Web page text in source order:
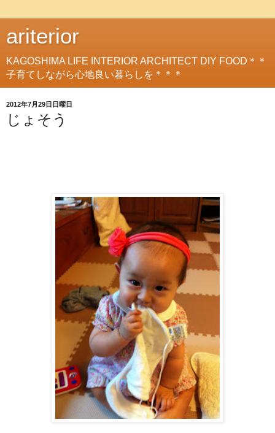
ariterior
KAGOSHIMA LIFE INTERIOR ARCHITECT DIY FOOD＊＊
子育てしながら心地良い暮らしを＊＊＊
2012年7月29日日曜日
じょそう